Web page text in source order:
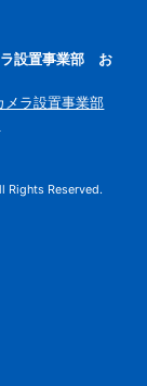
ラ設置事業部 お
ラ設置事業部
Rights Reserved.